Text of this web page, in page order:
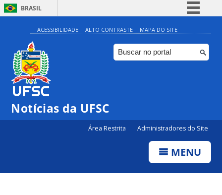
BRASIL
Simplifique!
Comunica BR
Participe
ACESSIBILIDADE ALTO CONTRASTE MAPA DO SITE
Notícias da UFSC
Área Restrita Administradores do Site
MENU